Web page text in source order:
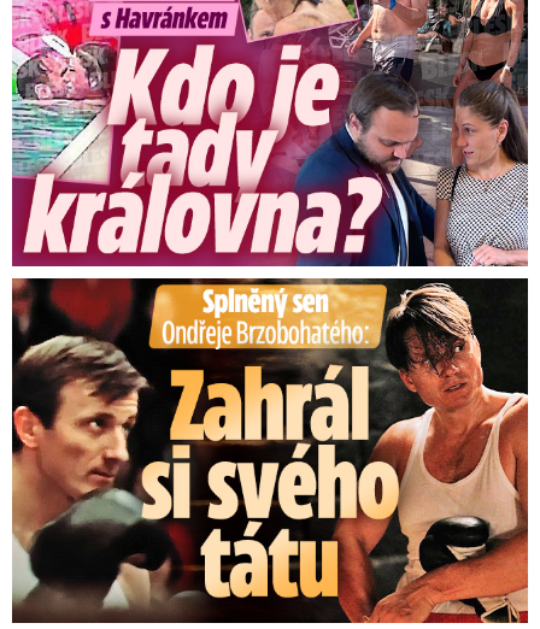
Splněný sen Ondřeje Brzobohatého: Zahrál si svého tátu